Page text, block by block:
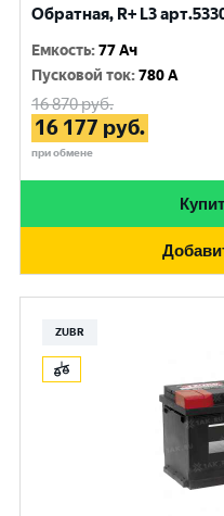
Обратная, R+ L3
Емкость:77 Ач
Пусковой ток:780 A
16 870руб.
16 177 руб.
при обмене
ZUBR